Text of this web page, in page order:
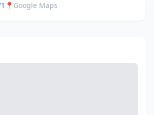
📍 Google Maps